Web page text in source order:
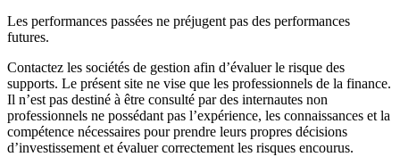
Les performances passées ne préjugent pas des performances
futures.
Contactez les sociétés de gestion afin d’évaluer le risque des
supports. Le présent site ne vise que les professionnels de la finance.
Il n’est pas destiné à être consulté par des internautes non
professionnels ne possédant pas l’expérience, les connaissances et la
compétence nécessaires pour prendre leurs propres décisions
d’investissement et évaluer correctement les risques encourus.